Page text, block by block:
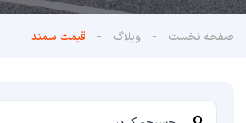
صفحه نخست وبلاگ قیمت سمند